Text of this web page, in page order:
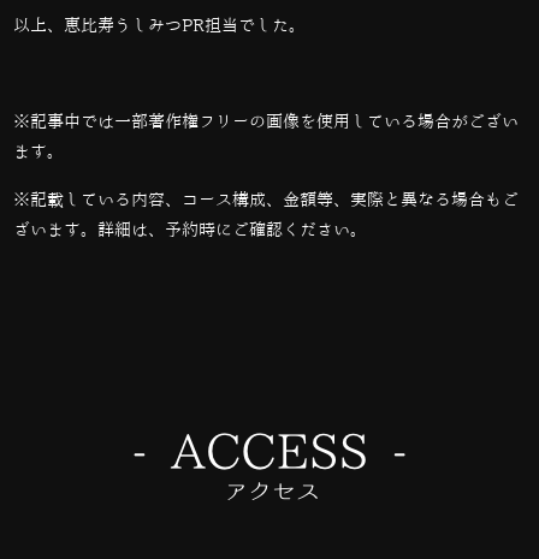
以上、恵比寿うしみつPR担当でした。
※記事中では一部著作権フリーの画像を使用している場合がござい
ます。
※記載している内容、コース構成、金額等、実際と異なる場合もご
ざいます。詳細は、予約時にご確認ください。